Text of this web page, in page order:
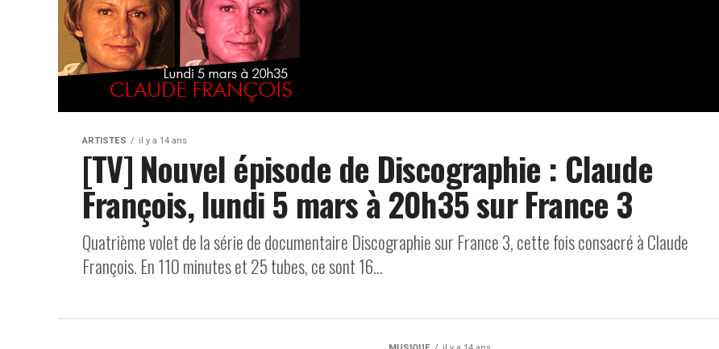
ARTISTES il y a 14 ans
[TV] Nouvel épisode de Discographie : Claude
François, lundi 5 mars à 20h35 sur France 3
Quatrième volet de la série de documentaire Discographie sur France 3, cette fois consacré à Claude
François. En 110 minutes et 25 tubes, ce sont 16...